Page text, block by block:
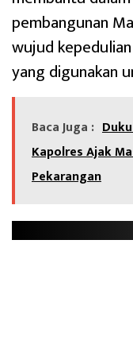
pembangunan
wujud
yang digunakan
Baca Juga :
Kapolres Ajak
Pekarangan